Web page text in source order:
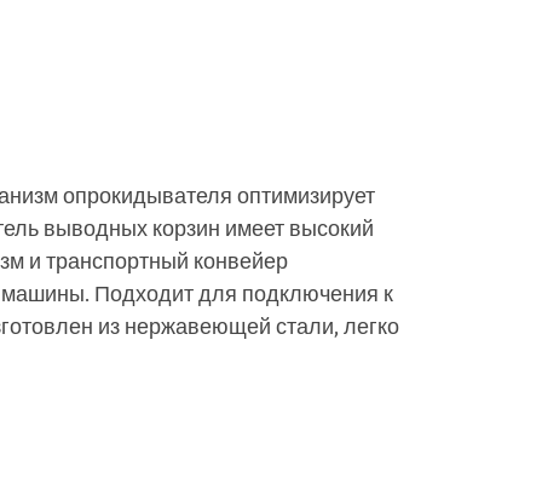
опрокидывателя оптимизирует
выводных корзин имеет высокий
и транспортный конвейер
машины. Подходит для подключения к
из нержавеющей стали, легко